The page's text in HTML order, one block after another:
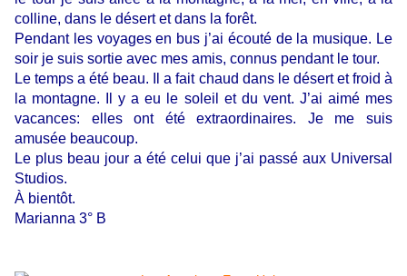
colline, dans le désert et dans la forêt.
Pendant les voyages en bus j’ai écouté de la musique. Le
soir je suis sortie avec mes amis, connus pendant le tour.
Le temps a été beau. Il a fait chaud dans le désert et froid à
la montagne. Il y a eu le soleil et du vent. J’ai aimé mes
vacances: elles ont été extraordinaires. Je me suis
amusée beaucoup.
Le plus beau jour a été celui que j’ai passé aux Universal
Studios.
À bientôt.
Marianna 3° B